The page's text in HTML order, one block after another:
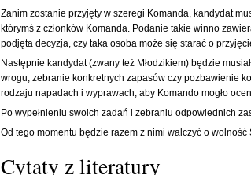
Zanim zostanie przyjęty w szeregi Komanda, kandydat
którymś z członków Komanda. Podanie takie winno
podjęta decyzja, czy taka osoba może się starać o
Następnie kandydat (zwany też Młodzikiem) będzie
wrogu, zebranie konkretnych zapasów czy pozbawienie
rodzaju napadach i wyprawach, aby Komando mogło
Po wypełnieniu swoich zadań i zebraniu odpowiednich
Od tego momentu będzie razem z nimi walczyć o wolność
Cytaty z literatury